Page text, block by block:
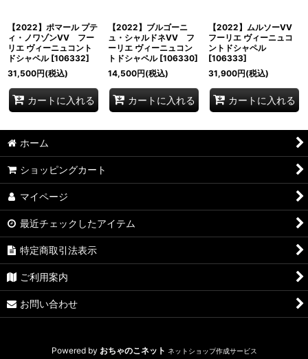
【2022】ポマール プテ
ィ・ノワゾンVV フー
リエ ヴィーニュコント
ドシャペル [106332]
31,500円(税込)
カートに入れる
【2022】ブルゴーニ
ュ・シャルドネVV フ
ーリエ ヴィーニュコン
トドシャペル [106330]
14,500円(税込)
カートに入れる
【2022】ムルソーVV
フーリエ ヴィーニュコ
ントドシャペル
[106333]
31,900円(税込)
カートに入れる
ホーム
ショッピングカート
マイページ
最近チェックしたアイテム
特定商取引法表示
ご利用案内
お問い合わせ
Powered by おちゃのこネット ネットショップ作成サービス